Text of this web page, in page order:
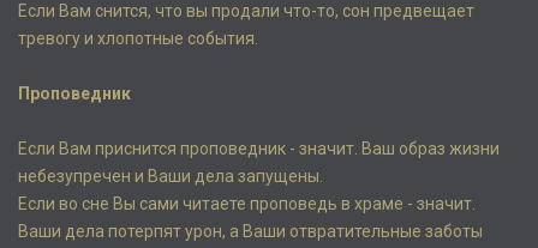
Если Вам снится, что вы продали что-то, сон предвещает
тревогу и хлопотные события.
Проповедник
Если Вам приснится проповедник - значит. Ваш образ жизни
небезупречен и Ваши дела запущены.
Если во сне Вы сами читаете проповедь в храме - значит.
Ваши дела потерпят урон, а Ваши отвратительные заботы